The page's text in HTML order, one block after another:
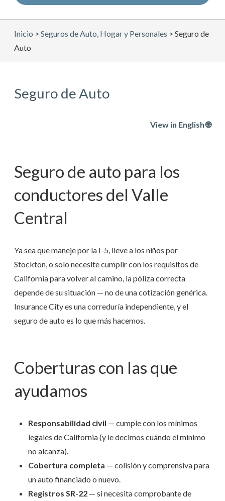
Inicio > Seguros de Auto, Hogar y Personales > Seguro de
Auto
Seguro de Auto
View in English 🌐
Seguro de auto para los
conductores del Valle
Central
Ya sea que maneje por la I-5, lleve a los niños por
Stockton, o solo necesite cumplir con los requisitos de
California para volver al camino, la póliza correcta
depende de su situación — no de una cotización genérica.
Insurance City es una correduría independiente, y el
seguro de auto es lo que más hacemos.
Coberturas con las que
ayudamos
Responsabilidad civil — cumple con los mínimos
legales de California (y le decimos cuándo el mínimo
no alcanza).
Cobertura completa — colisión y comprensiva para
un auto financiado o nuevo.
Registros SR-22 — si necesita comprobante de